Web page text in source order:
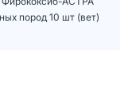
пород 10 шт (вет)